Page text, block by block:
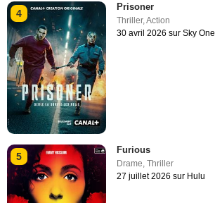
4
Prisoner
Thriller,Action
30 avril 2026 sur Sky One
5
Furious
Drame,Thriller
27 juillet 2026 sur Hulu